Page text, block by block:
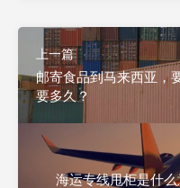
上一篇
邮寄食品到马来西亚，
要多久？
海运专线甩柜是什